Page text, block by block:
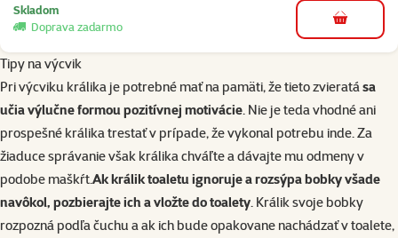
Skladom
Doprava zadarmo
do košíka
Tipy na výcvik
Pri výcviku králika je potrebné mať na pamäti, že tieto zvieratá sa
učia výlučne formou pozitívnej motivácie . Nie je teda vhodné ani
prospešné králika trestať v prípade, že vykonal potrebu inde. Za
žiaduce správanie však králika chváľte a dávajte mu odmeny v
podobe maškŕt.Ak králik toaletu ignoruje a rozsýpa bobky všade
navôkol, pozbierajte ich a vložte do toalety . Králik svoje bobky
rozpozná podľa čuchu a ak ich bude opakovane nachádzať v toalete,